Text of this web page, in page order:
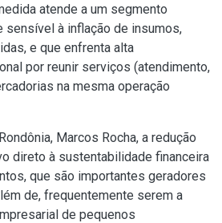
atende a um segmento
sensível à inflação de insumos,
e que enfrenta alta
por reunir serviços (atendimento,
na mesma operação
Marcos Rocha, a redução
direto à sustentabilidade financeira
que são importantes geradores
de, frequentemente serem a
de pequenos